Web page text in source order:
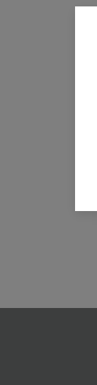
Ensemble